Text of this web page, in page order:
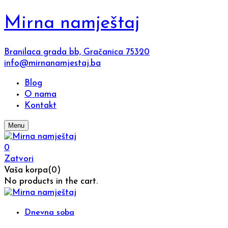
Mirna namještaj
Branilaca grada bb, Gračanica 75320
info@mirnanamjestaj.ba
Blog
O nama
Kontakt
Menu
0
Zatvori
Vaša korpa(0)
No products in the cart.
Dnevna soba